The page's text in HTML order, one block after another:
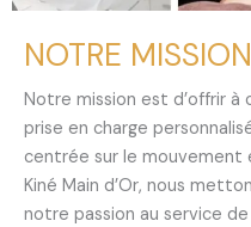
NOTRE MISSION
Notre mission est d’offrir à
prise en charge
centrée sur le
Kiné Main d’Or, nous
notre passion au service